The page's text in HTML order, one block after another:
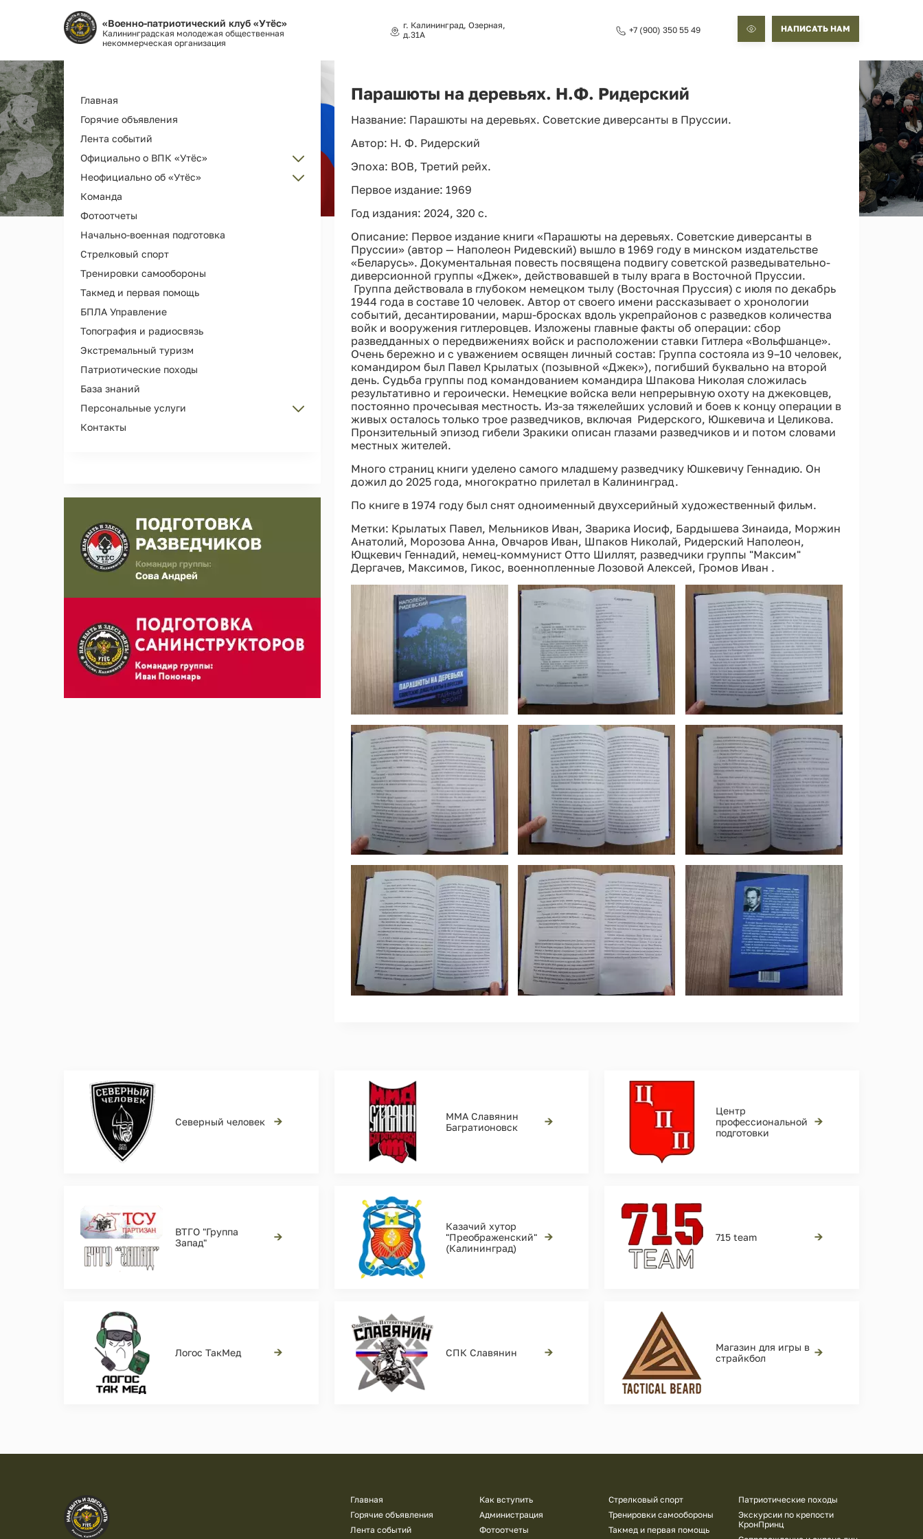
«Военно-патриотический клуб «Утёс»
Калининградская молодежая общественная
некоммерческая организация
г. Калининград, Озерная,
д.31А
+7 (900) 350 55 49 НАПИСАТЬ НАМ
Основная
навигация
Главная
Горячие объявления
Лента событий
Официально о ВПК «Утёс»
Администрация
Об организации ВПК «Утёс»
Как вступить
Наша деятельность и услуги
История РГ "Утёс"
Как помочь
Неофициально об «Утёс»
Наш клуб ВПК "Утёс"
Награды и дипломы
Наши выпускники
Мерч и сувениры
Видео
Библиотека клуба
Команда
Фотоотчеты
Начально-военная подготовка
Стрелковый спорт
Тренировки самообороны
Такмед и первая помощь
БПЛА Управление
Топография и радиосвязь
Экстремальный туризм
Патриотические походы
База знаний
Персональные услуги
Персональные тренировки
Контакты
Парашюты на деревьях. Н.Ф. Ридерский
Название: Парашюты на деревьях. Советские диверсанты в Пруссии.
Автор: Н. Ф. Ридерский
Эпоха: ВОВ, Третий рейх.
Первое издание: 1969
Год издания: 2024, 320 с.
Описание: Первое издание книги «Парашюты на деревьях. Советские диверсанты в
Пруссии» (автор — Наполеон Ридевский) вышло в 1969 году в минском издательстве
«Беларусь». Документальная повесть посвящена подвигу советской разведывательно-
диверсионной группы «Джек», действовавшей в тылу врага в Восточной Пруссии.
Группа действовала в глубоком немецком тылу (Восточная Пруссия) с июля по декабрь
1944 года в составе 10 человек. Автор от своего имени рассказывает о хронологии
событий, десантировании, марш-бросках вдоль укрепрайонов с разведков количества
войк и вооружения гитлеровцев. Изложены главные факты об операции: сбор
разведданных о передвижениях войск и расположении ставки Гитлера «Вольфшанце».
Очень бережно и с уважением освящен личный состав: Группа состояла из 9–10 человек,
командиром был Павел Крылатых (позывной «Джек»), погибший буквально на второй
день. Судьба группы под командованием командира Шпакова Николая сложилась
результативно и героически. Немецкие войска вели непрерывную охоту на джековцев,
постоянно прочесывая местность. Из-за тяжелейших условий и боев к концу операции в
живых осталось только трое разведчиков, включая Ридерского, Юшкевича и Целикова.
Пронзительный эпизод гибели Зракики описан глазами разведчиков и и потом словами
местных жителей.
Много страниц книги уделено самого младшему разведчику Юшкевичу Геннадию. Он
дожил до 2025 года, многократно прилетал в Калининград.
По книге в 1974 году был снят одноименный двухсерийный художественный фильм.
Метки: Крылатых Павел, Мельников Иван, Зварика Иосиф, Бардышева Зинаида, Моржин
Анатолий, Морозова Анна, Овчаров Иван, Шпаков Николай, Ридерский Наполеон,
Ющкевич Геннадий, немец-коммунист Отто Шиллят, разведчики группы "Максим"
Дергачев, Максимов, Гикос, военнопленные Лозовой Алексей, Громов Иван .
Северный человек →
ММА Славянин
Багратионовск
→
Центр
профессиональной
подготовки
→
ВТГО "Группа
Запад"
→
Казачий хутор
"Преображенский"
(Калининград)
→ 715 team →
Логос ТакМед → СПК Славянин →
Магазин для игры в
страйкбол
→
Подвал
Главная
Горячие объявления
Лента событий
Как вступить
Администрация
Фотоотчеты
Стрелковый спорт
Тренировки самообороны
Такмед и первая помощь
Патриотические походы
Экскурсии по крепости
КронПринц